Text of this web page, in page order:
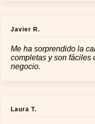
Javier R.
Me ha sorprendido la
completas y son fáciles
negocio.
Laura T.